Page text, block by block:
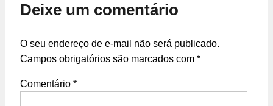
Deixe um comentário
O seu endereço de e-mail não será publicado.
Campos obrigatórios são marcados com *
Comentário *